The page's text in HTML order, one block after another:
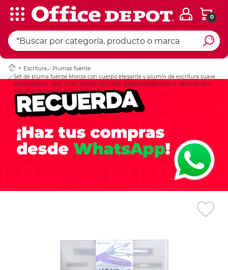
0
Escritura
Plumas fuente
Set de pluma fuente Monza con cuerpo elegante y plumín de escritura suave.
Presentación ideal como regalo ejecutivo, detalle profesional o pieza de uso
personal. Acabado en morado.
Ingresar Codigo